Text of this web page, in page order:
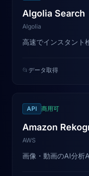
Algolia Search
Algolia
高速でインスタント
📂 データ取得
API 商用可
Amazon
AWS
画像・動画のAI分析